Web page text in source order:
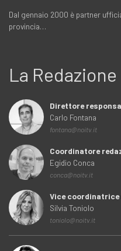
Dal gennaio 2000 è partner
provincia…
La Redazione
Direttore
Carlo Fontana
fontana@noitv.it
Coordinatore
Egidio Conca
conca@noitv.it
Vice coordinatrice
Silvia Toniolo
toniolo@noitv.it